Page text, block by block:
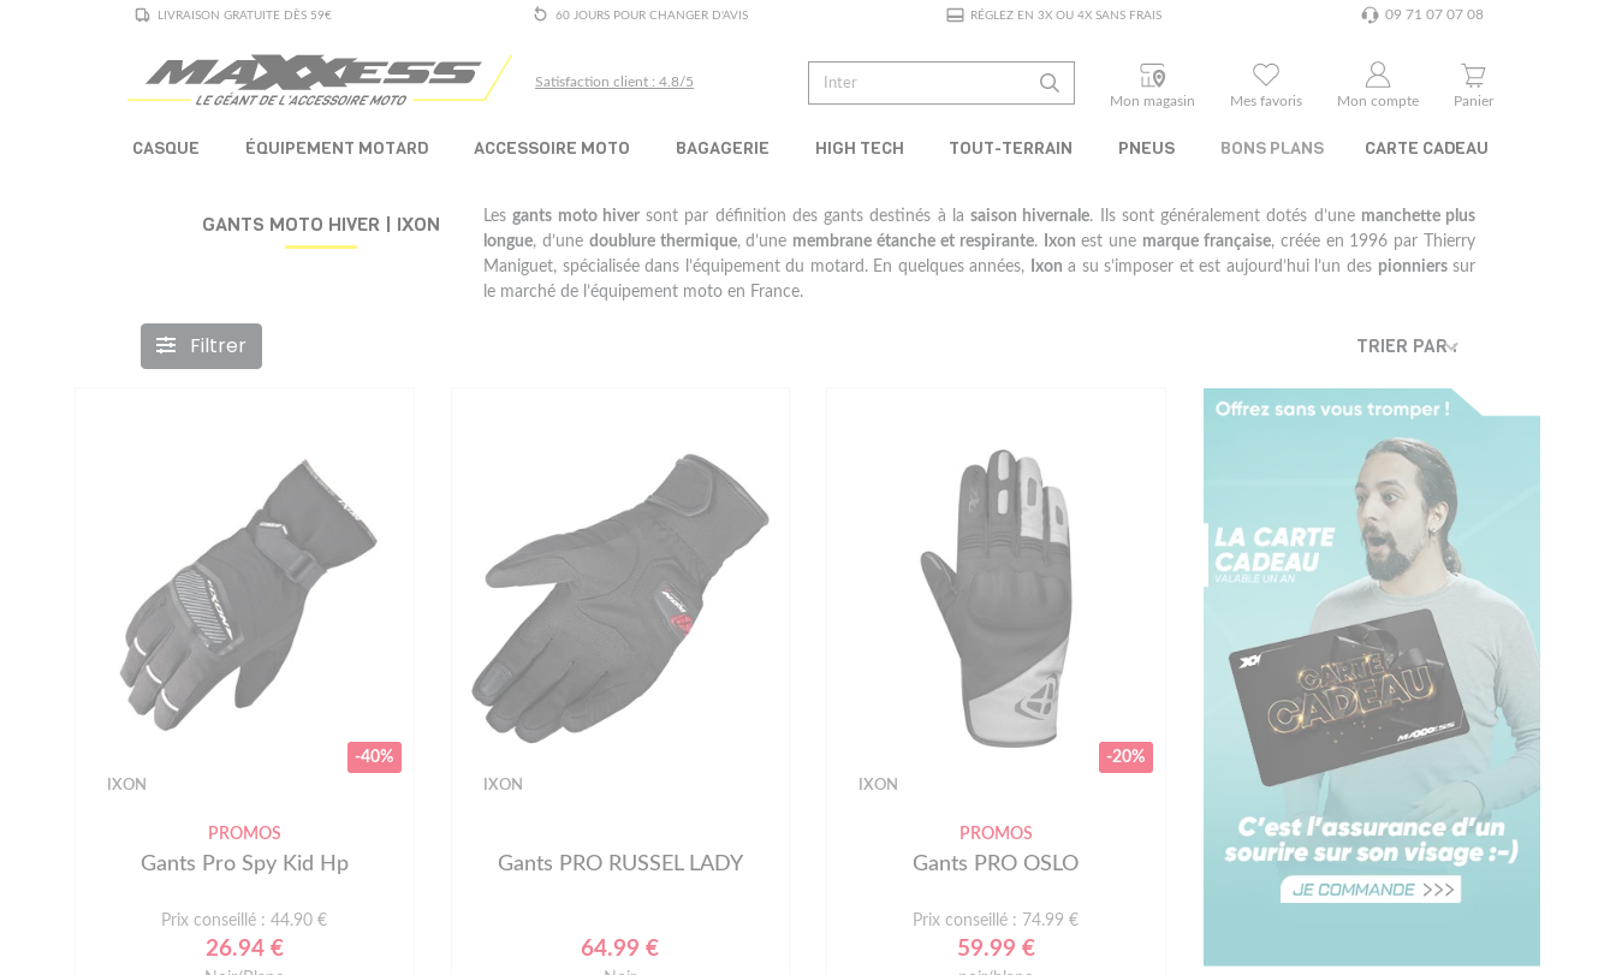
LIVRAISON GRATUITE DÈS 59€ 60 JOURS POUR CHANGER D'AVIS RÉGLEZ EN 3X OU 4X SANS FRAIS 09 71 07 07 08
Satisfaction client : 4.8/5
Mon magasin
Mes favoris Mon compte Panier
CASQUE ÉQUIPEMENT MOTARD ACCESSOIRE MOTO BAGAGERIE HIGH TECH TOUT-TERRAIN PNEUS BONS PLANS CARTE CADEAU
GANTS MOTO HIVER | IXON Lesgants moto hiversont par définition des gants destinés à la saison hivernale. Ils sont généralement dotés d’une manchette plus
longue, d’une doublure thermique, d’une membrane étanche et respirante. Ixon est une marque française, créée en 1996 par Thierry
Maniguet, spécialisée dans l’équipement du motard. En quelques années,
Ixon a su s’imposer et est aujourd’hui l’un des pionnierssur
le marché de l’équipement moto en France.
Filtrer TRIER PAR :
-40%
IXON
PROMOS
Gants Pro Spy Kid Hp
Prix conseillé : 44.90 €
26.94 €
IXON
Gants PRO RUSSEL LADY
64.99 €
-20%
IXON
PROMOS
Gants PRO OSLO
Prix conseillé : 74.99 €
59.99 €